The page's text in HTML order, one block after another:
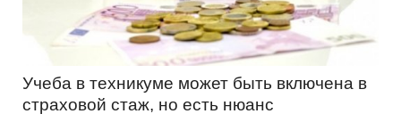
Учеба в техникуме может быть включена в
страховой стаж, но есть нюанс